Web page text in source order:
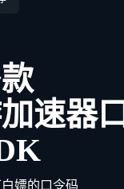
速器口
嫖的口令码